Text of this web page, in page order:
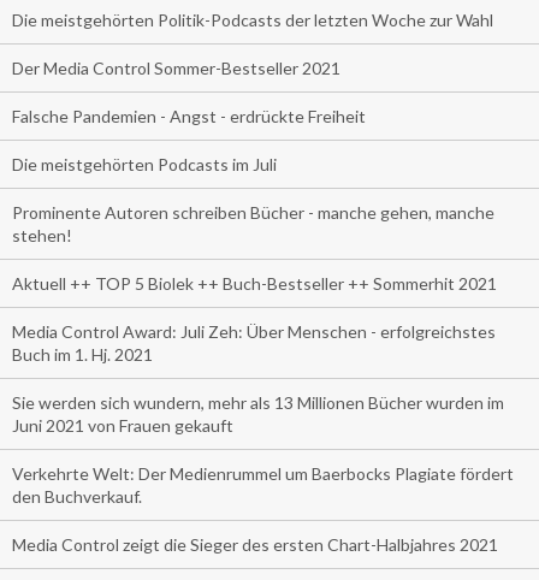
Die meistgehörten Politik-Podcasts der letzten Woche zur Wahl
Der Media Control Sommer-Bestseller 2021
Falsche Pandemien - Angst - erdrückte Freiheit
Die meistgehörten Podcasts im Juli
Prominente Autoren schreiben Bücher - manche gehen, manche
stehen!
Aktuell ++ TOP 5 Biolek ++ Buch-Bestseller ++ Sommerhit 2021
Media Control Award: Juli Zeh: Über Menschen - erfolgreichstes
Buch im 1. Hj. 2021
Sie werden sich wundern, mehr als 13 Millionen Bücher wurden im
Juni 2021 von Frauen gekauft
Verkehrte Welt: Der Medienrummel um Baerbocks Plagiate fördert
den Buchverkauf.
Media Control zeigt die Sieger des ersten Chart-Halbjahres 2021